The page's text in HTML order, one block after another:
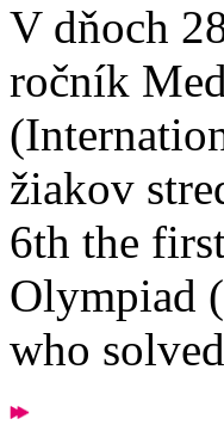
V dňoch
ročník
žiakov
6th the
Olympiad
who